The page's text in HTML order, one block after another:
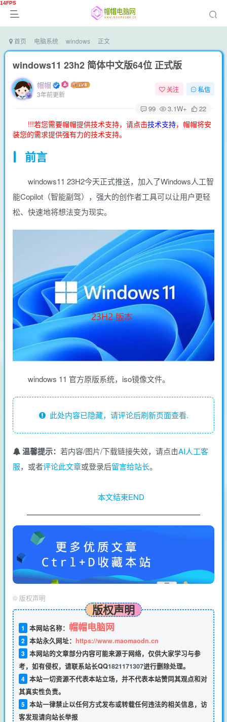
首页 电脑系统 windows 正文
windows11 23h2 简体中文版64位 正式版
帽帽
3年前更新
关注 私信
99 3.1W+ 22
!!!若您需要帽帽提供技术支持，请点击技术支持，帽帽将安
装您的需求提供强有力的技术支持。
前言
windows11 23H2今天正式推送，加入了Windows人工智
能Copilot（智能副驾），强大的创作者工具可以让用户更轻
松、快速地将想法变为现实。
windows 11 官方原版系统，iso镜像文件。
此处内容已隐藏，请评论后刷新页面查看.
温馨提示： 若内容/图片/下载链接失效，请点击AI人工客
服，或者评论此文章或登录后留言给站长。
本文结束END
© 版权声明
版权声明
1 本网站名称： 帽帽电脑网
2 本站永久网址： https://www.maomaodn.cn
3 本网站的文章部分内容可能来源于网络，仅供大家学习与参
考，如有侵权，请联系站长QQ1821171307进行删除处理。
4 本站一切资源不代表本站立场，并不代表本站赞同其观点和对
其真实性负责。
5 本站一律禁止以任何方式发布或转载任何违法的相关信息，访
客发现请向站长举报